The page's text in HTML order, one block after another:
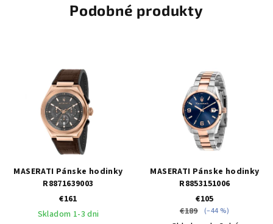
Podobné produkty
MASERATI Pánske hodinky
R8871639003
€161
Skladom 1-3 dni
MASERATI Pánske hodinky
R8853151006
€105
€189 (–44 %)